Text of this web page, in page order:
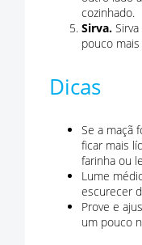
cozinhado.
Sirva.
pouco
Dicas
Se a maçã
ficar mais
farinha ou
Lume
escurecer
Prove e
um pouco